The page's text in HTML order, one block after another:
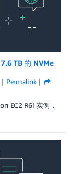
TB 的 NVMe
Permalink
EC2 R6i 实例，